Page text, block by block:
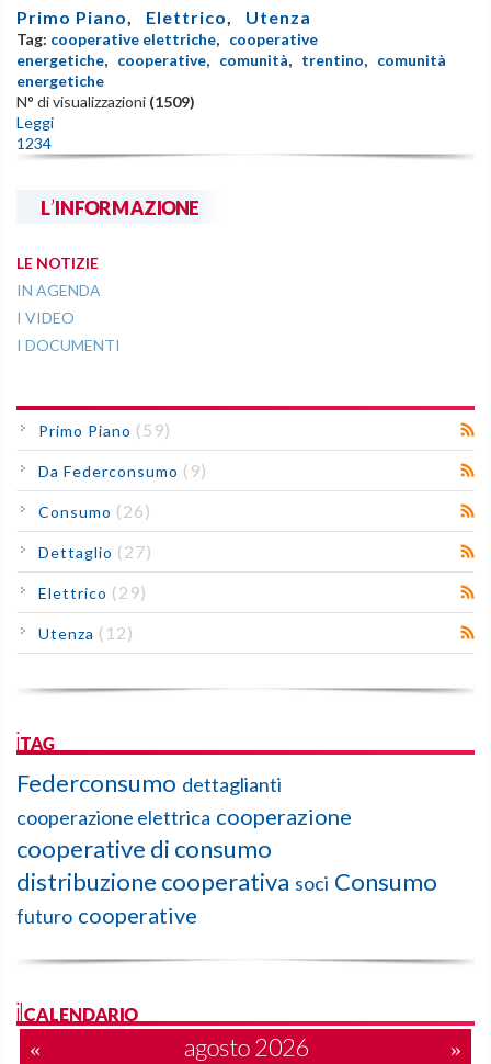
Primo Piano, Elettrico, Utenza
Tag: cooperative elettriche, cooperative
energetiche, cooperative, comunità, trentino, comunità
energetiche
N° di visualizzazioni (1509)
Leggi
1 234
L'INFORMAZIONE
LE NOTIZIE
IN AGENDA
I VIDEO
I DOCUMENTI
Primo Piano (59)
Da Federconsumo (9)
Consumo (26)
Dettaglio (27)
Elettrico (29)
Utenza (12)
iTAG
Federconsumo dettaglianti
cooperazione elettrica cooperazione
cooperative di consumo
distribuzione cooperativa soci Consumo
futuro cooperative
ilCALENDARIO
« agosto 2026 »